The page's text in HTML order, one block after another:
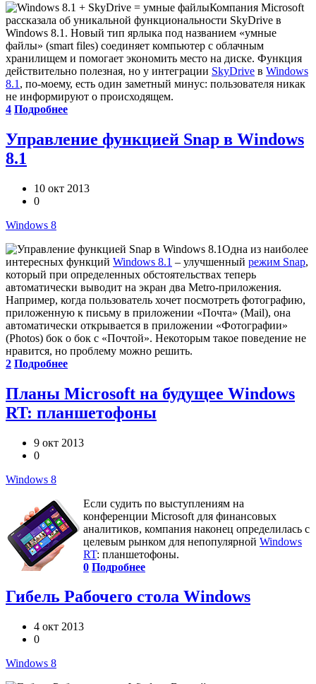
Компания Microsoft
рассказала об уникальной функциональности SkyDrive в
Windows 8.1. Новый тип ярлыка под названием «умные
файлы» (smart files) соединяет компьютер с облачным
хранилищем и помогает экономить место на диске. Функция
действительно полезная, но у интеграции SkyDrive в Windows
8.1 , по-моему, есть один заметный минус: пользователя никак
не информируют о происходящем.
4 Подробнее
Управление функцией Snap в Windows
8.1
10 окт 2013
0
Windows 8
Одна из наиболее
интересных функций Windows 8.1 – улучшенный режим Snap,
который при определенных обстоятельствах теперь
автоматически выводит на экран два Metro-приложения.
Например, когда пользователь хочет посмотреть фотографию,
приложенную к письму в приложении «Почта» (Mail), она
автоматически открывается в приложении «Фотографии»
(Photos) бок о бок с «Почтой». Некоторым такое поведение не
нравится, но проблему можно решить.
2 Подробнее
Планы Microsoft на будущее Windows
RT: планшетофоны
9 окт 2013
0
Windows 8
Если судить по выступлениям на
конференции Microsoft для финансовых
аналитиков, компания наконец определилась с
целевым рынком для непопулярной Windows
RT: планшетофоны.
0 Подробнее
Гибель Рабочего стола Windows
4 окт 2013
0
Windows 8